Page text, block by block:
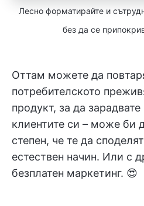
Лесно форматирайте и
без да се
Оттам можете да
потребителското
продукт, за да
клиентите си – може би
степен, че те да
естествен начин. Или с
безплатен маркетинг. 😍